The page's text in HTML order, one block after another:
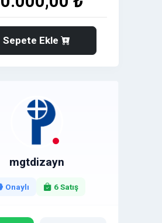
Sepete Ekle
mgtdizayn
Onaylı 6 Satış